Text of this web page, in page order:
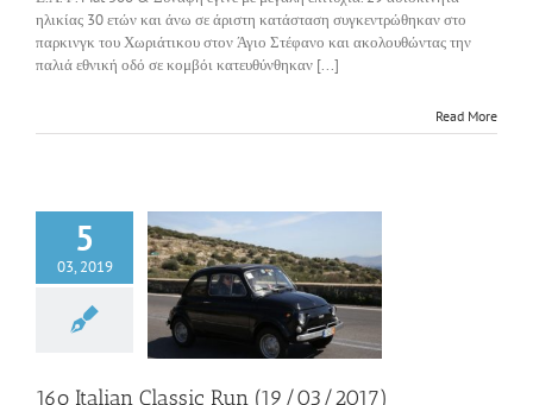
ηλικίας 30 ετών και άνω σε άριστη κατάσταση συγκεντρώθηκαν στο
παρκινγκ του Χωριάτικου στον Άγιο Στέφανο και ακολουθώντας την
παλιά εθνική οδό σε κομβόι κατευθύνθηκαν [...]
Read More
5
03, 2019
Classic Run
16o Italian Classic Run (19/03/2017)